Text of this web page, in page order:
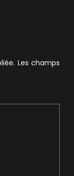
Les champs